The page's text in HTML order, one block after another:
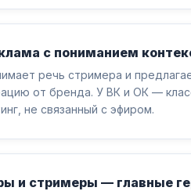
с пониманием
речь стримера и
от бренда. У ВК и ОК —
не связанный с эфиром.
и стримеры — главные